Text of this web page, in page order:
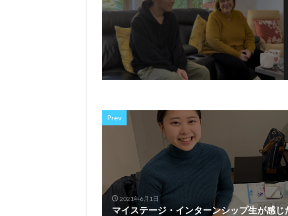
Prev
2021年6月1日
マイステージ・インターンシップ生が感じ